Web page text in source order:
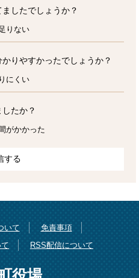
したでしょうか？
りない
りやすかったでしょうか？
にくい
たか？
がかかった
いて
免責事項
RSS配信について